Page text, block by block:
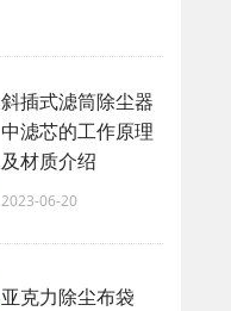
斜插式滤筒除尘器
中滤芯的工作原理
及材质介绍
2023-06-20
亚克力除尘布袋